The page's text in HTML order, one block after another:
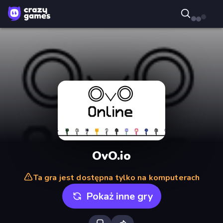
OvO.io
Ta gra jest dostępna tylko na komputerach
Pokaż inne gry